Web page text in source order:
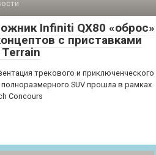
Infiniti QX80 «оброс»
с приставками
трекового и приключенческого
SUV прошла в рамках
Concours